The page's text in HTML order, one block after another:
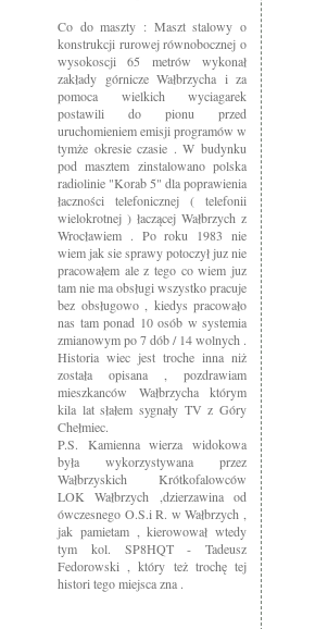
Co do maszty : Maszt stalowy o
konstrukcji rurowej równobocznej o
wysokoscji 65 metrów wykonał
zakłady górnicze Wałbrzycha i za
pomoca wielkich wyciagarek
postawili do pionu przed
uruchomieniem emisji programów w
tymże okresie czasie . W budynku
pod masztem zinstalowano polska
radiolinie "Korab 5" dla poprawienia
łaczności telefonicznej ( telefonii
wielokrotnej ) łaczącej Wałbrzych z
Wrocławiem . Po roku 1983 nie
wiem jak sie sprawy potoczył juz nie
pracowałem ale z tego co wiem juz
tam nie ma obsługi wszystko pracuje
bez obsługowo , kiedys pracowało
nas tam ponad 10 osób w systemia
zmianowym po 7 dób / 14 wolnych .
Historia wiec jest troche inna niż
została opisana , pozdrawiam
mieszkanców Wałbrzycha którym
kila lat słałem sygnały TV z Góry
Chełmiec.
P.S. Kamienna wierza widokowa
była wykorzystywana przez
Wałbrzyskich Krótkofalowców
LOK Wałbrzych ,dzierzawina od
ówczesnego O.S.i R. w Wałbrzych ,
jak pamietam , kierowował wtedy
tym kol. SP8HQT - Tadeusz
Fedorowski , który też trochę tej
histori tego miejsca zna .